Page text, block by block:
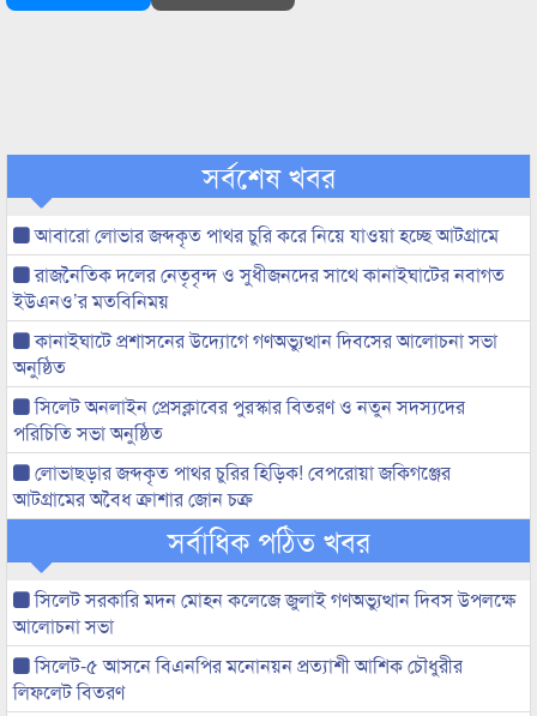
সর্বশেষ খবর
আবারো লোভার জব্দকৃত পাথর চুরি করে নিয়ে যাওয়া হচ্ছে আটগ্রামে
রাজনৈতিক দলের নেতৃবৃন্দ ও সুধীজনদের সাথে কানাইঘাটের নবাগত
ইউএনও’র মতবিনিময়
কানাইঘাটে প্রশাসনের উদ্যোগে গণঅভ্যুত্থান দিবসের আলোচনা সভা
অনুষ্ঠিত
সিলেট অনলাইন প্রেসক্লাবের পুরস্কার বিতরণ ও নতুন সদস্যদের
পরিচিতি সভা অনুষ্ঠিত
লোভাছড়ার জব্দকৃত পাথর চুরির হিড়িক! বেপরোয়া জকিগঞ্জের
আটগ্রামের অবৈধ ক্রাশার জোন চক্র
সর্বাধিক পঠিত খবর
সিলেট সরকারি মদন মোহন কলেজে জুলাই গণঅভ্যুত্থান দিবস উপলক্ষে
আলোচনা সভা
সিলেট-৫ আসনে বিএনপির মনোনয়ন প্রত্যাশী আশিক চৌধুরীর
লিফলেট বিতরণ